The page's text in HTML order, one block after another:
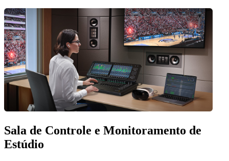
Sala de Controle e Monitoramento de
Estúdio